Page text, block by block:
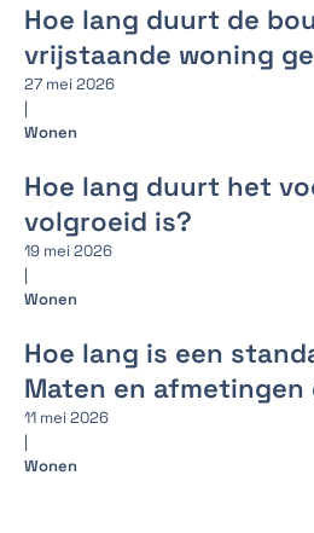
Hoe lang duurt de
vrijstaande woning
27 mei 2026
|
Wonen
Hoe lang duurt het
volgroeid is?
19 mei 2026
|
Wonen
Hoe lang is een
Maten en afmetingen
11 mei 2026
|
Wonen